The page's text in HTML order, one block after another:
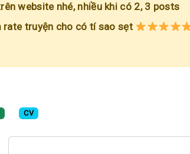
website nhé, nhiều khi có 2, 3 posts
rate truyện cho có tí sao sẹt
CV